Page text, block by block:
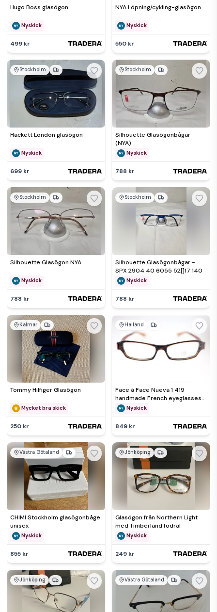
Hugo Boss glasögon
Nyskick
499 kr
NYA Löpning/cykling-glasögon
Nyskick
550 kr
Stockholm
Hackett London glasögon
Nyskick
699 kr
Stockholm
Silhouette Glasögonbågar
(NYA)
Nyskick
788 kr
Stockholm
Silhouette Glasögon NYA
Nyskick
788 kr
Stockholm
Silhouette Glasögonbågar -
SPX 2904 40 6055 52[]17 140
Nyskick
788 kr
Kalmar
Tommy Hilfiger Glasögon
Mycket bra skick
250 kr
Halland
Face à Face Nueva 1 419
handmade French eyeglasses +
case/cloth-NEW
Nyskick
849 kr
Västra Götaland
CHIMI Stockholm glasögonbåge
unisex
Nyskick
855 kr
Jönköping
Glasögon från Northern Light
med Timberland fodral
Nyskick
249 kr
Jönköping Västra Götaland